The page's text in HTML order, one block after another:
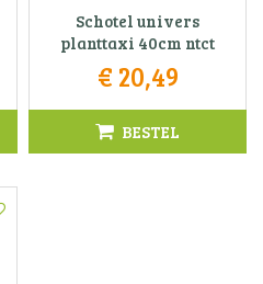
Schotel univers
planttaxi 40cm ntct
€ 20,49
BESTEL